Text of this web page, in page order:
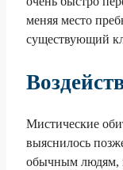
меняя место
существующий
Мистические
выяснилось
обычным людям,